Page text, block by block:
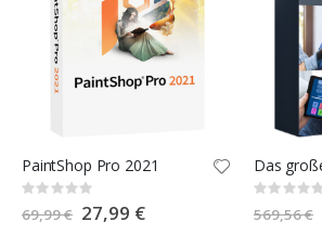
PaintShop Pro 2021
Rating:
0%
69,99 € Special
Price
27,99 €
Rating:
0%
569,56 €